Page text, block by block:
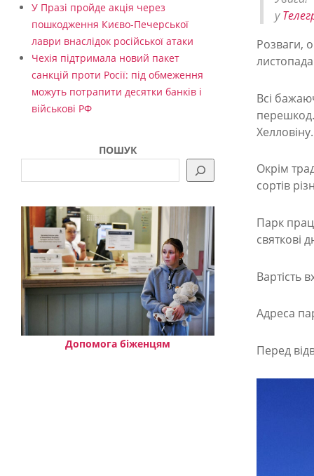
н
в
и
і
д
і
в
е
х
у
Розваги,
Всі
Хелловіну.
Окрім
сортів
Парк
святкові
Вартість
Адреса
Перед
У Празі пройде акція через
пошкодження Києво-Печерської
лаври внаслідок російської атаки
Чехія підтримала новий пакет
санкцій проти Росії: під обмеження
можуть потрапити десятки банків і
військові РФ
ПОШУК
Допомога біженцям